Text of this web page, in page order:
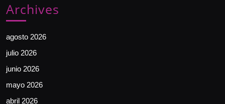
Archives
agosto 2026
julio 2026
junio 2026
mayo 2026
abril 2026